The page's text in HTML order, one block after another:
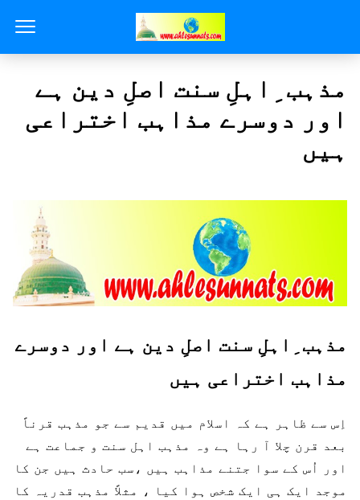
مذہب ِاہلِ سنت اصلِ دین ہے
اور دوسرے مذاہب اختراعی
ہیں
مذہب ِاہلِ سنت اصلِ دین ہے اور دوسرے
مذاہب اختراعی ہیں
اِس سے ظاہر ہے کہ اسلام میں قدیم سے جو مذہب قرناً
بعد قرن چلا آ رہا ہے وہ مذہب اہل سنت و جماعت ہے
اور اُس کے سوا جتنے مذاہب ہیں ،سب حادث ہیں جن کا
موجد ایک ہی ایک شخص ہوا کیا ، مثلاً مذہب قدریہ کا